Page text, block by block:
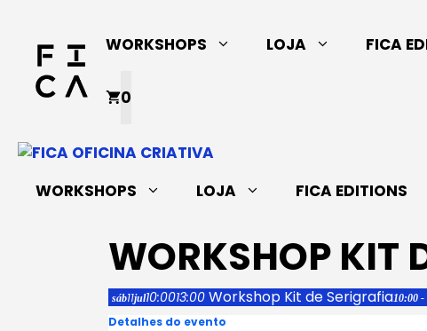
conteúdo
WORKSHOPS LOJA FICA
0
WORKSHOPS LOJA FICA EDITIONS
WORKSHOP KIT
sáb11jul10:0013:00 Workshop Kit de Serigrafia10:00 -
Detalhes do evento